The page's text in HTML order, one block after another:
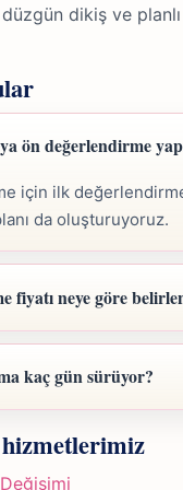
dikiş ve
ön değerlendirme
için ilk
da oluşturuyoruz.
fiyatı neye göre
fiyatı; ölçü,
hızlıca anlaşılır
kaç gün sürüyor?
olası değişikliği